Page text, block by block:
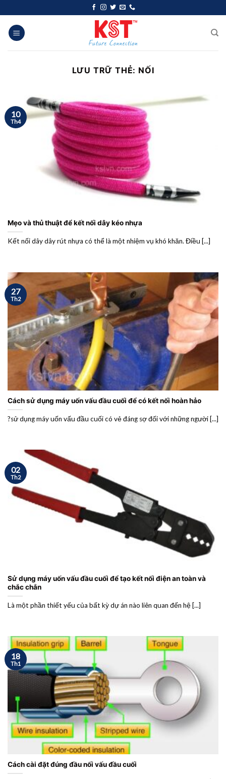
đến
nội
dung
LƯU TRỮ THẺ: NỐI
Mẹo và thủ thuật để kết nối dây kéo nhựa
Kết nối dây dây rút nhựa có thể là một nhiệm vụ khó khăn. Điều [...]
10
Th4
Cách sử dụng máy uốn vấu đầu cuối để có kết nối hoàn hảo
?sử dụng máy uốn vấu đầu cuối có vẻ đáng sợ đối với những người [...]
27
Th2
Sử dụng máy uốn vấu đầu cuối để tạo kết nối điện an toàn và
chắc chắn
Là một phần thiết yếu của bất kỳ dự án nào liên quan đến hệ [...]
02
Th2
Cách cài đặt đúng đầu nối vấu đầu cuối
18
Th1